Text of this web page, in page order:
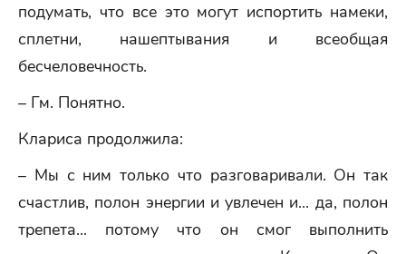
подумать, что все это могут испортить намеки,
сплетни, нашептывания и всеобщая
бесчеловечность.
– Гм. Понятно.
Клариса продолжила:
– Мы с ним только что разговаривали. Он так
счастлив, полон энергии и увлечен и... да, полон
трепета... потому что он смог выполнить